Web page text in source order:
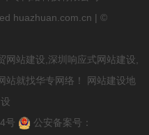
huazhuan.com.cn | ©
网站建设 ,深圳响应式网站建设,
站就找华专网络！
网站建设地
号 公安备案号：